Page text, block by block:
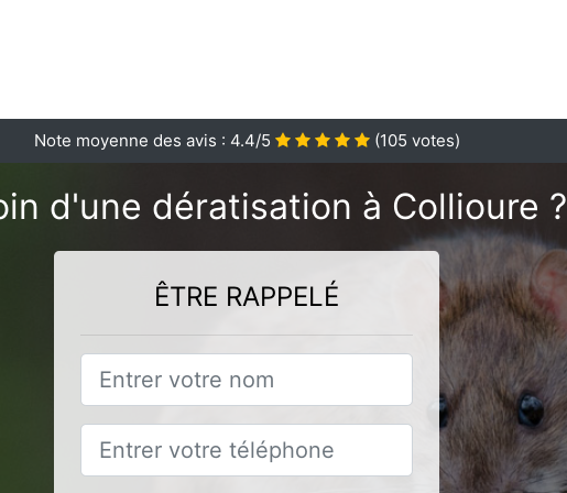
Note moyenne des avis : 4.4/5 (105 votes)
d'une dératisation à Collioure ?
ÊTRE RAPPELÉ